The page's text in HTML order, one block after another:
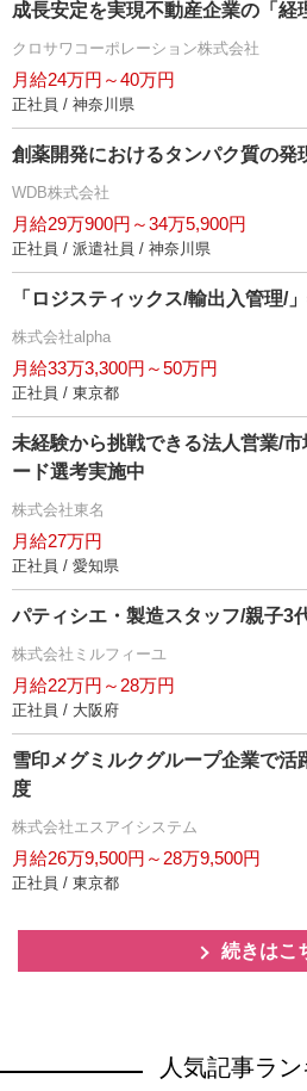
成長安定を実現不動産企業の「経
クロサワコーポレーション株式会社
月給24万円～40万円
正社員 / 神奈川県
創薬開発におけるタンパク質の発
WDB株式会社
月給29万900円～34万5,900円
正社員 / 派遣社員 / 神奈川県
「ロジスティックス/輸出入管理/
株式会社alpha
月給33万3,300円～50万円
正社員 / 東京都
未経験から挑戦できる法人営業/
ード選考実施中
株式会社東名
月給27万円
正社員 / 愛知県
パティシエ・製造スタッフ/親子3
株式会社ミルフィーユ
月給22万円～28万円
正社員 / 大阪府
雪印メグミルクグループ企業で活
度
株式会社エスアイシステム
月給26万9,500円～28万9,500円
正社員 / 東京都
続きはこ
人気記事ラ